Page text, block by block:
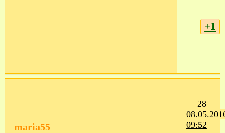
+1
28
09:52
maria55